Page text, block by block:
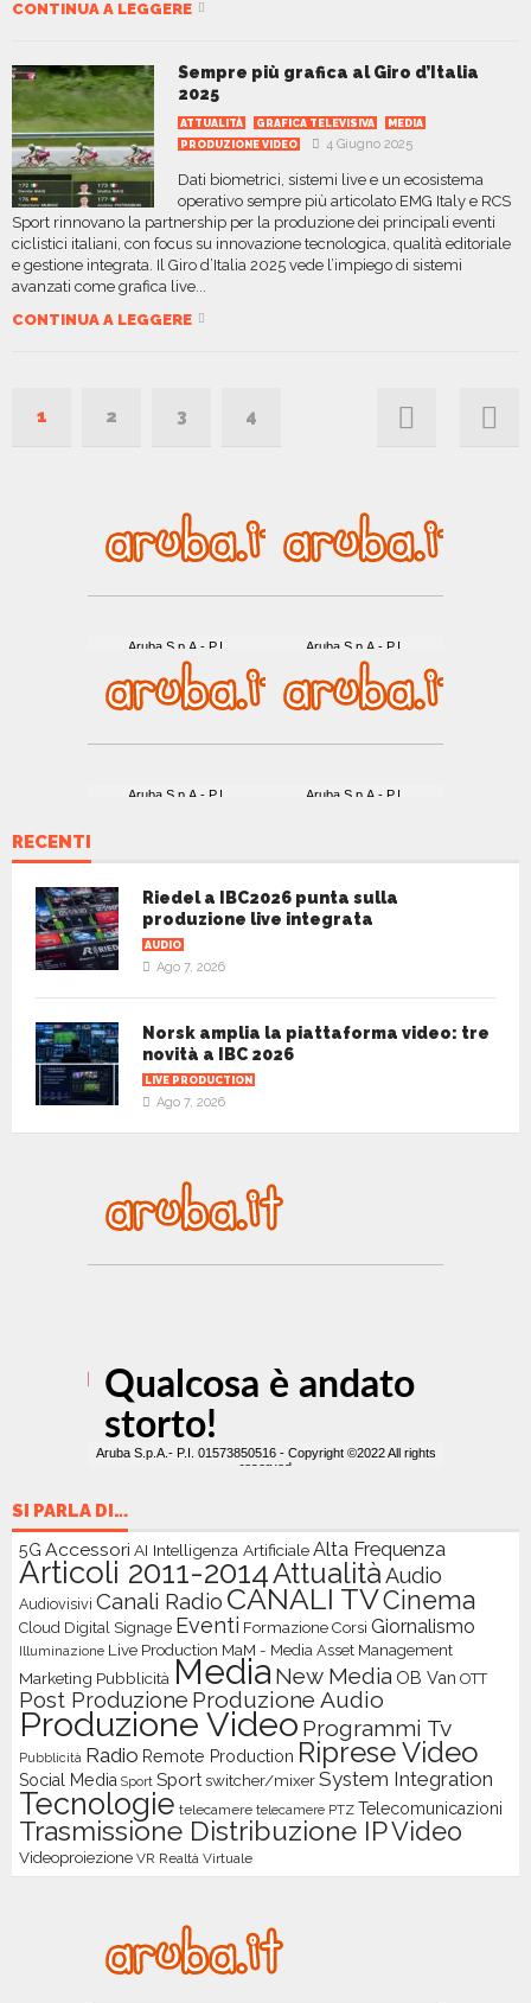
CONTINUA A LEGGERE
Sempre più grafica al Giro d’Italia
2025
ATTUALITÀ GRAFICA TELEVISIVA
MEDIA
PRODUZIONE VIDEO
4 Giugno 2025
Dati biometrici, sistemi live e un ecosistema
operativo sempre più articolato EMG Italy e RCS
Sport rinnovano la partnership per la produzione dei principali eventi
ciclistici italiani, con focus su innovazione tecnologica, qualità editoriale
e gestione integrata. Il Giro d’Italia 2025 vede l’impiego di sistemi
avanzati come grafica live...
CONTINUA A LEGGERE
1 2 3 4
RECENTI
Riedel a IBC2026 punta sulla
produzione live integrata
AUDIO
Ago 7, 2026
Norsk amplia la piattaforma video: tre
novità a IBC 2026
LIVE PRODUCTION
Ago 7, 2026
SI PARLA DI…
5G Accessori AI Intelligenza ArtificialeAlta Frequenza
Articoli 2011-2014AttualitàAudio
Audiovisivi Canali Radio CANALI TVCinema
Cloud Digital Signage Eventi Formazione Corsi Giornalismo
Illuminazione Live Production MaM - Media Asset Management
Marketing Pubblicità Media New Media OB Van OTT
Post Produzione Produzione Audio
Produzione Video Programmi Tv
Pubblicità Radio Remote Production Riprese Video
Social Media Sport Sportswitcher/mixerSystem Integration
Tecnologie telecamere telecamere PTZ Telecomunicazioni
Trasmissione Distribuzione IPVideo
Videoproiezione VR Realtà Virtuale